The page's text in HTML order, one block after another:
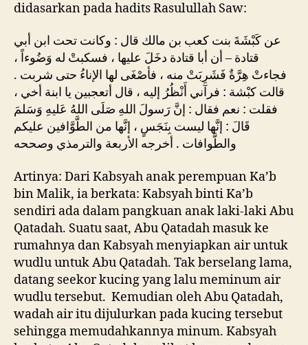
didasarkan pada hadits Rasulullah Saw:
عن كَبْشَةَ بنت كعب بن مالك قال : وكانت تحت ابن أبي
قتادة – أن أبا قتادة دخَلَ عليها ، فسكبتْ له وَضُوءاً ،
فجاءتْ هِرَّةٌ فَشَرِبَتْ منه ، فأصْغَى لها الإناءُ حتى شربت .
قالت كبْشة : فرآني أَنْظُرُ إليه ، قال أتعجبين يا ابنة أخي ،
فقلت : نعم فقال : إنَّ رَسولَ اللهِ صَلَى اللهُ عَليهِ وَسَلمَ
قَالَ : إنَّها ليست بِنَجَسٍ ، إنَّها من الطَّوَّافين عليكم
والطَّوافات . أخرجه الأربعة والترمذي وصححه
Artinya: Dari Kabsyah anak perempuan Ka’b
bin Malik, ia berkata: Kabsyah binti Ka’b
sendiri ada dalam pangkuan anak laki-laki Abu
Qatadah. Suatu saat, Abu Qatadah masuk ke
rumahnya dan Kabsyah menyiapkan air untuk
wudlu untuk Abu Qatadah. Tak berselang lama,
datang seekor kucing yang lalu meminum air
wudlu tersebut. Kemudian oleh Abu Qatadah,
wadah air itu dijulurkan pada kucing tersebut
sehingga memudahkannya minum. Kabsyah